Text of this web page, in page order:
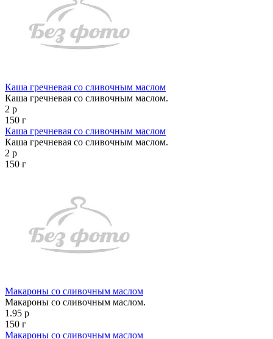
Каша гречневая со сливочным маслом
Каша гречневая со сливочным маслом.
2 р
150 г
Каша гречневая со сливочным маслом
Каша гречневая со сливочным маслом.
2 р
150 г
Макароны со сливочным маслом
Макароны со сливочным маслом.
1.95 р
150 г
Макароны со сливочным маслом